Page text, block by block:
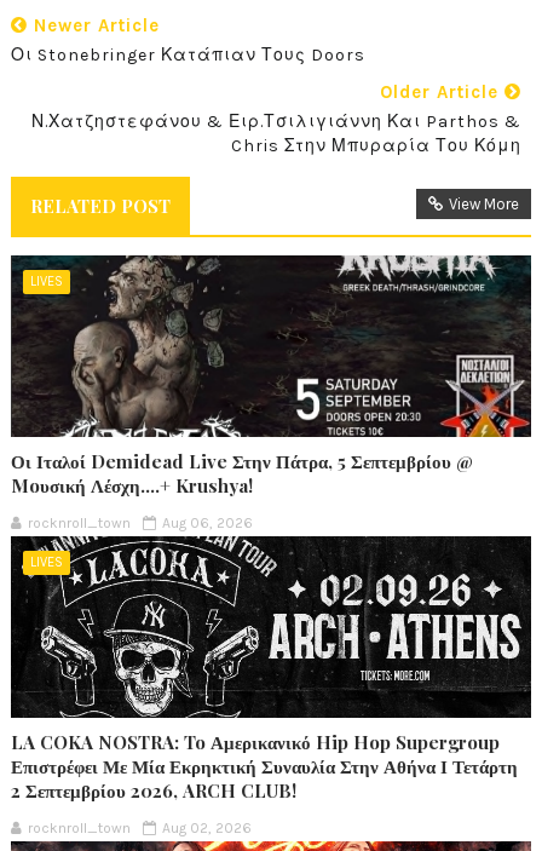
Newer Article
Οι Stonebringer Κατάπιαν Τους Doors
Older Article
Ν.Χατζηστεφάνου & Ειρ.Τσιλιγιάννη Και Parthos &
Chris Στην Μπυραρία Του Κόμη
RELATED POST View More
LIVES
Οι Ιταλοί Demidead Live Στην Πάτρα, 5 Σεπτεμβρίου @
Moυσική Λέσχη….+ Krushya!
rocknroll_town Aug 06, 2026
LIVES
LA COKA NOSTRA: To Αμερικανικό Hip Hop Supergroup
Επιστρέφει Με Μία Εκρηκτική Συναυλία Στην Αθήνα Ι Τετάρτη
2 Σεπτεμβρίου 2026, ARCH CLUB!
rocknroll_town Aug 02, 2026